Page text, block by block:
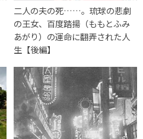
二人の夫の死……。琉球の悲劇
の王女、百度踏揚（ももとふみ
あがり）の運命に翻弄された人
生【後編】